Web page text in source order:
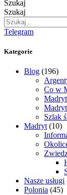
Szukaj
Szukaj
Telegram
Kategorie
Blog (196)
Co w
Szlak
Madryt (10)
Nasze usługi
Polonia (45)